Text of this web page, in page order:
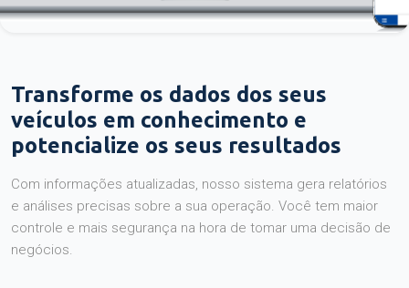
Transforme os dados dos seus
veículos em conhecimento e
potencialize os seus resultados
Com informações atualizadas, nosso sistema gera relatórios
e análises precisas sobre a sua operação. Você tem maior
controle e mais segurança na hora de tomar uma decisão de
negócios.